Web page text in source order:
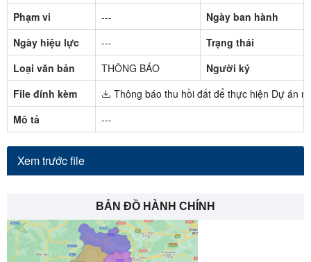
Phạm vi
---
Ngày ban hành
Ngày hiệu lực
---
Trạng thái
Loại văn bản
THÔNG BÁO
Người ký
File đính kèm
Thông báo thu hồi đất để thực hiện Dự án
Mô tả
---
Xem trước file
BẢN ĐỒ HÀNH CHÍNH